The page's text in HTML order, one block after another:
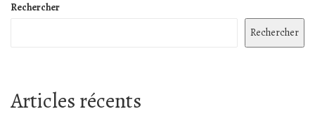
Rechercher
Rechercher
Articles récents